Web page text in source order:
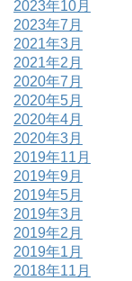
2023年10月
2023年7月
2021年3月
2021年2月
2020年7月
2020年5月
2020年4月
2020年3月
2019年11月
2019年9月
2019年5月
2019年3月
2019年2月
2019年1月
2018年11月